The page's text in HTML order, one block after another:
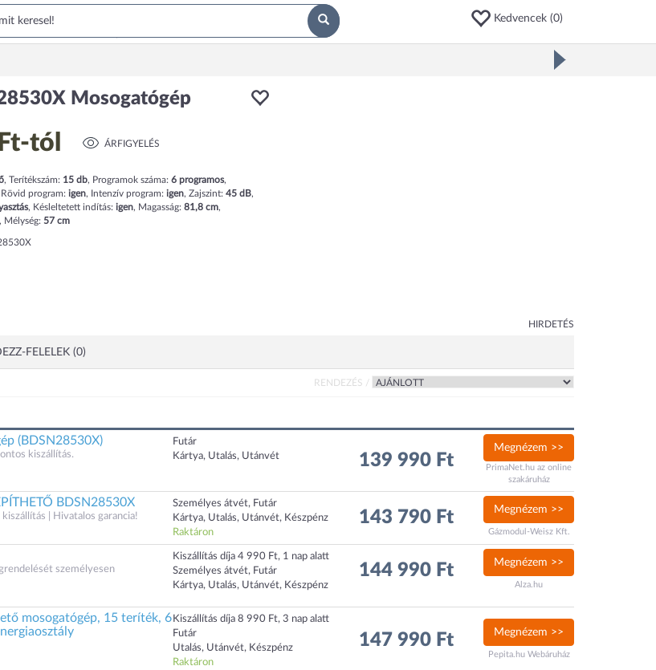
Kedvencek (0)
Mosogatógép
-tól ÁRFIGYELÉS
, Terítékszám: 15 db, Programok száma: 6programos,
Rövid program: igen, Intenzív program: igen, Zajszint: 45 dB,
, Késleltetett indítás: igen, Magasság: 81,8 cm,
Mélység: 57 cm
HIRDETÉS
FELELEK (0)
RENDEZÉS /
(BDSN28530X)
kiszállítás.
Futár
Kártya, Utalás, Utánvét
139 990 Ft
Megnézem >>
PrimaNet.hu az online
szakáruház
BDSN28530X
| Hivatalos garancia!
Személyes átvét, Futár
Kártya, Utalás, Utánvét, Készpénz
Raktáron
143 790 Ft Megnézem >>
Gázmodul-Weisz Kft.
személyesen
Kiszállítás díja 4 990 Ft, 1 nap alatt
Személyes átvét, Futár
Kártya, Utalás, Utánvét, Készpénz
144 990 Ft Megnézem >>
Alza.hu
mosogatógép, 15 teríték, 6 Kiszállítás díja 8 990 Ft, 3 nap alatt
Futár
Utalás, Utánvét, Készpénz
Raktáron
147 990 Ft Megnézem >>
Pepita.hu Webáruház